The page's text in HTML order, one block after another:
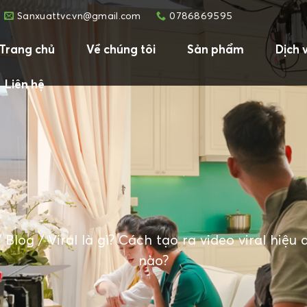
Sanxuattvc.vn@gmail.com 0786869595
Trang chủ Về chúng tôi Sản phẩm Dịch
Liên hệ
Blog/Viral là gì? Cách tạo ra video viral hiệu
nào?